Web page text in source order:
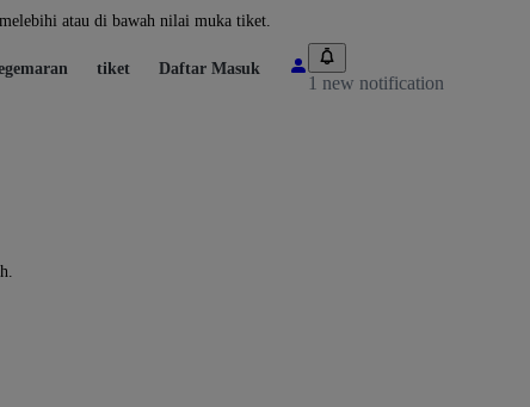
atau di bawah nilai muka tiket.
tiket Daftar Masuk
1 new notification